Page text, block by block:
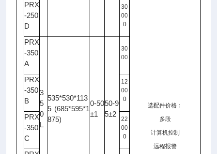
选配件价格：
多段
计算机控制
远程报警
PRX
-250
D
30
00
0
PRX
-350
A
3
5
0
L
535*530*113
5 (685*595*1
875)
0-50
±1
50-9
5±2
30
00
PRX
-350
B
12
00
0
PRX
-350
C
22
00
0